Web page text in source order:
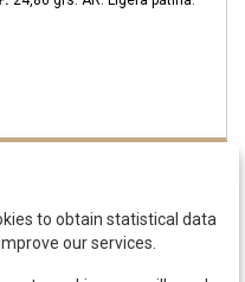
to obtain statistical data
our services.